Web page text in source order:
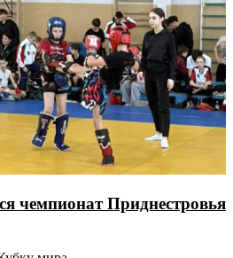
чемпионат Приднестровья